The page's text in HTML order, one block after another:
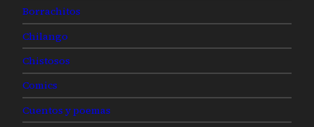
Borrachitos
Chilango
Chistosos
Comics
Cuentos y poemas